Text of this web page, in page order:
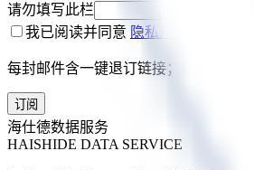
请勿填写此栏
我已阅读并同意 隐私声明 ，同意海
每封邮件含一键退订链接；您也可随
订阅
海仕德数据服务
HAISHIDE DATA SERVICE